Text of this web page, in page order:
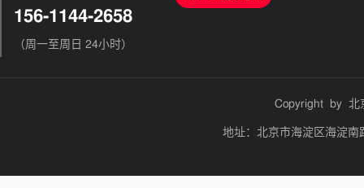
156-1144-2658
（周一至周日 24小时）
Copyright by 北
地址：北京市海淀区海淀